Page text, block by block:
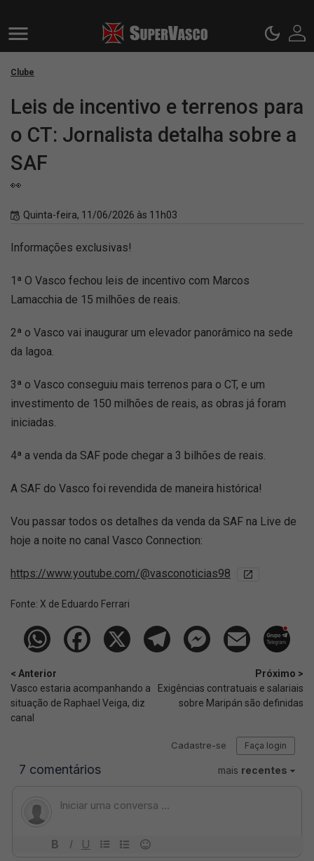
Clube
Leis de incentivo e terrenos para
o CT: Jornalista detalha sobre a
SAF
👀
Quinta-feira, 11/06/2026 às 11h03
Informações exclusivas!
1ª O Vasco fechou leis de incentivo com Marcos
Lamacchia de 15 milhões de reais.
2ª o Vasco vai inaugurar um elevador panorâmico na sede
da lagoa.
3ª o Vasco conseguiu mais terrenos para o CT, e um
investimento de 150 milhões de reais, as obras já foram
iniciadas.
4ª a venda da SAF pode chegar a 3 bilhões de reais.
A SAF do Vasco foi revendida de maneira histórica!
Vou passar todos os detalhes da venda da SAF na Live de
hoje a noite no canal Vasco Connection:
https://www.youtube.com/@vasconoticias98
Fonte: X de Eduardo Ferrari
< Anterior
Vasco estaria acompanhando a
situação de Raphael Veiga, diz
canal
Próximo >
Exigências contratuais e salariais
sobre Maripán são definidas